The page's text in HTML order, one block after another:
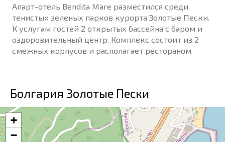
Апарт-отель Bendita Mare разместился среди
тенистых зеленых парков курорта Золотые Пески.
К услугам гостей 2 открытых бассейна с баром и
оздоровительный центр. Комплекс состоит из 2
смежных корпусов и располагает рестораном.
Болгария Золотые Пески
+
−